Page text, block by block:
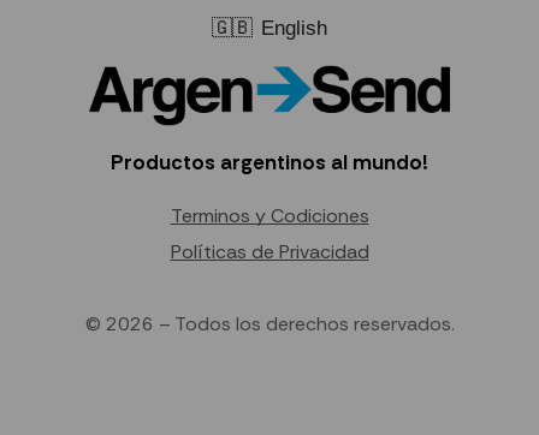
🇬🇧 English
Productos argentinos al mundo!
Terminos y Codiciones
Políticas de Privacidad
© 2026 – Todos los derechos reservados.